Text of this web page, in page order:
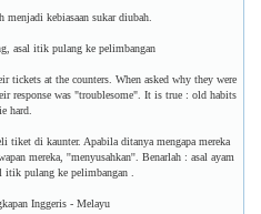
menjadi kebiasaan sukar diubah.
asal itik pulang ke pelimbangan
tickets at the counters. When asked why they were
response was "troublesome". It is true : old habits
hard.
tiket di kaunter. Apabila ditanya mengapa mereka
mereka, ''menyusahkan''. Benarlah : asal ayam
itik pulang ke pelimbangan .
Inggeris - Melayu